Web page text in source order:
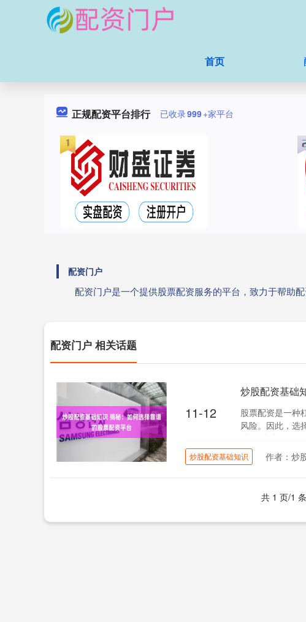
首页
正规配资平台排行 已收录999+家平台
配资门户
配资门户是一个提供股票配资服务的平台，致力于帮助
配资门户 相关话题
11-12
炒股配资基础
股票配资是一种
风险。因此，选
益：**杠杆作用
炒股配资基础知识 作者：炒
共 1 页/1